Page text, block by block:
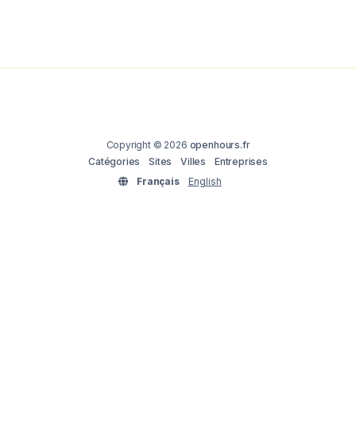
Copyright © 2026 openhours.fr
Catégories
Sites Villes
Entreprises
Français
English